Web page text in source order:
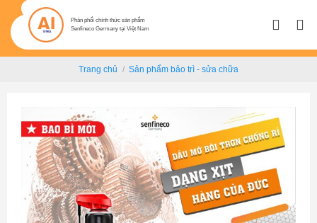
qua
nội
Phân phối chính thức sản phẩm
Senfineco Germany tại Việt Nam
Trang chủ / Sản phẩm bảo trì - sửa chữa